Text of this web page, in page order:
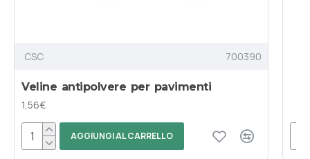
CSC 700390
Veline antipolvere per pavimenti
1,56€
AGGIUNGI AL CARRELLO